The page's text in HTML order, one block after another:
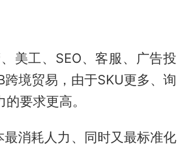
美工、SEO、客服、广告投
境贸易，由于SKU更多、询
要求更高。
消耗人力、同时又最标准化